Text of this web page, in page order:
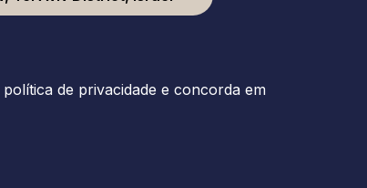
de privacidade e concorda em